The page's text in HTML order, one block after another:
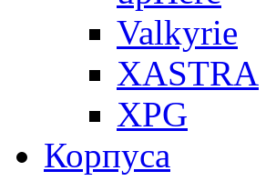
Valkyrie
XASTRA
XPG
Корпуса